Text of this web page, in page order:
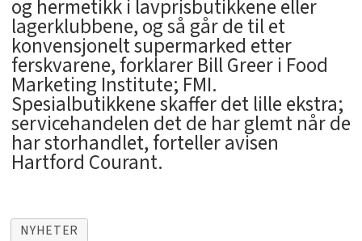
og hermetikk i lavprisbutikkene eller
lagerklubbene, og så går de til et
konvensjonelt supermarked etter
ferskvarene, forklarer Bill Greer i Food
Marketing Institute; FMI.
Spesialbutikkene skaffer det lille ekstra;
servicehandelen det de har glemt når de
har storhandlet, forteller avisen
Hartford Courant.
NYHETER